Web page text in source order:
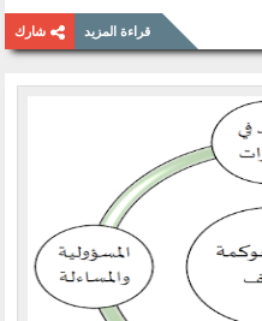
قراءة المزيد شارك